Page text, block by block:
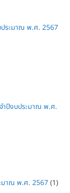
ประมาณ พ.ศ. 2567
ำปีงบประมาณ พ.ศ.
มาณ พ.ศ. 2567(1)